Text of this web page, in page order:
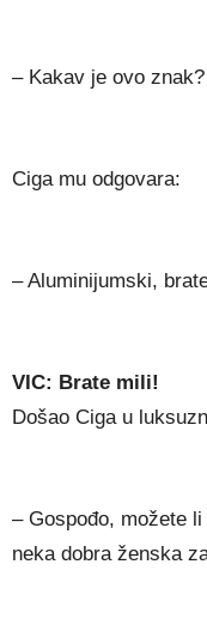
– Kakav je ovo znak?
Ciga mu odgovara:
– Aluminijumski,
VIC: Brate mili!
Došao Ciga u
– Gospođo, možete
neka dobra ženska